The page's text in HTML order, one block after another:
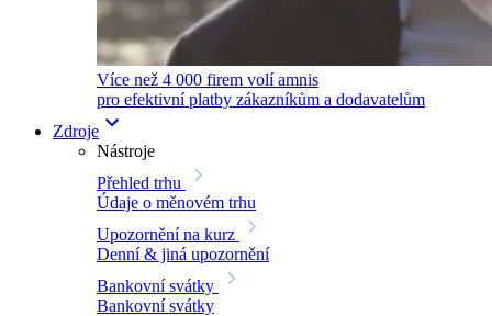
Více než 4 000 firem volí amnis
pro efektivní platby zákazníkům a dodavatelům
Zdroje
Nástroje
Přehled trhu
Údaje o měnovém trhu
Upozornění na kurz
Denní & jiná upozornění
Bankovní svátky
Bankovní svátky